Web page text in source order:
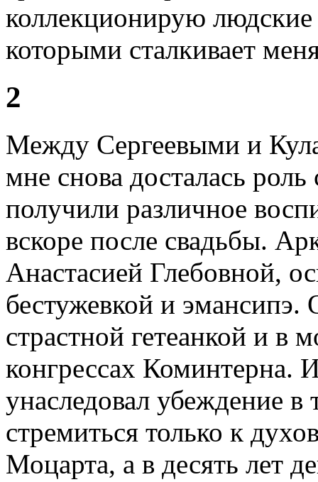
коллекционирую
которыми сталкивает
2
Между Сергеевыми и
мне снова досталась
получили различное
вскоре после свадьбы.
Анастасией Глебовной,
бестужевкой и эмансипэ.
страстной гетеанкой и в
конгрессах
унаследовал убеждение
стремиться только к
Моцарта, а в десять лет